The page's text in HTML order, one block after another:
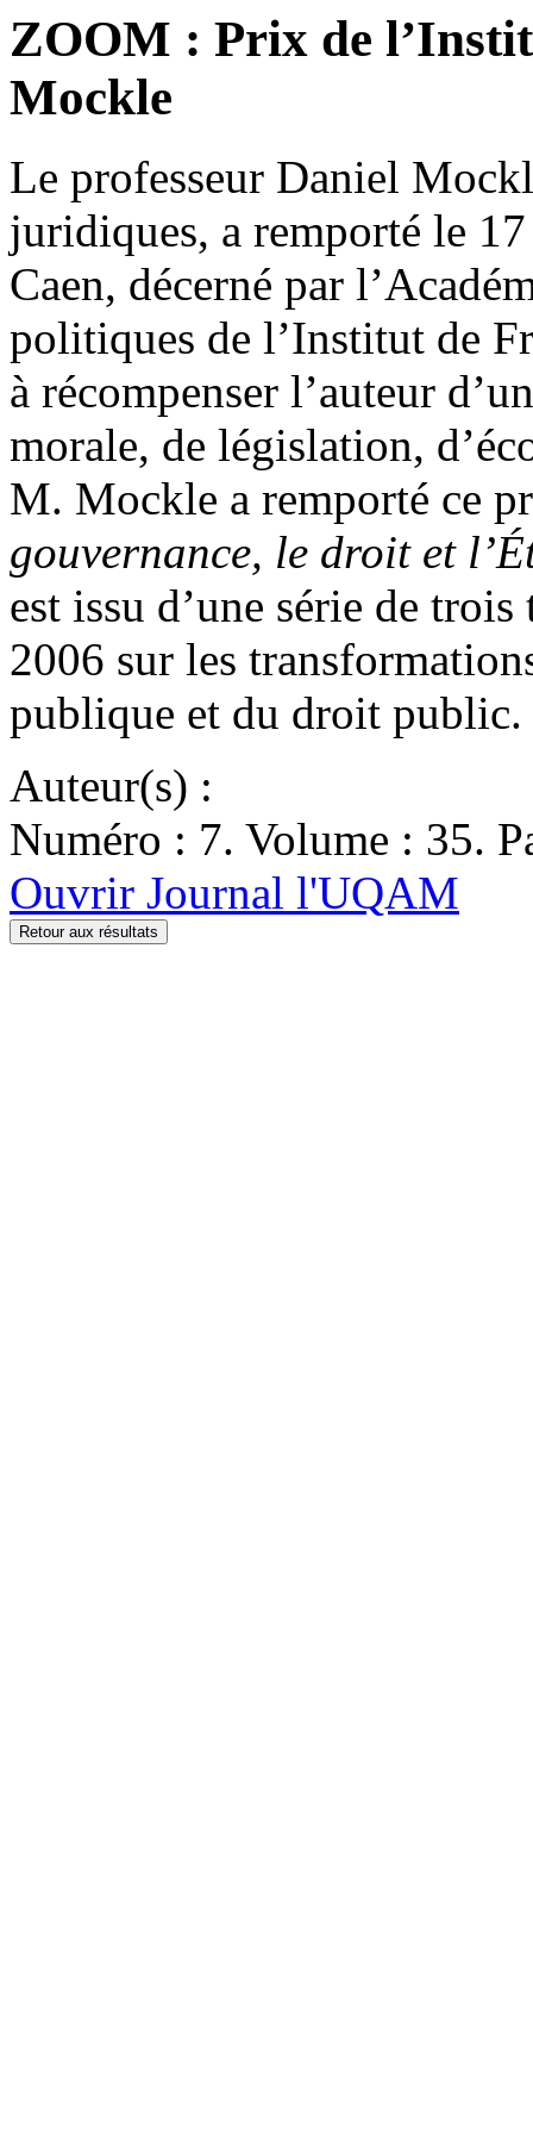
ZOOM : Prix de
Mockle
Le professeur Daniel
juridiques, a remporté le
Caen, décerné par
politiques de l’Institut de
à récompenser l’auteur
morale, de législation,
M. Mockle a remporté ce
gouvernance, le droit et
est issu d’une série de
2006 sur les
publique et du droit public.
Auteur(s) :
Numéro : 7. Volume : 35.
Ouvrir Journal l'UQAM
Retour aux résultats